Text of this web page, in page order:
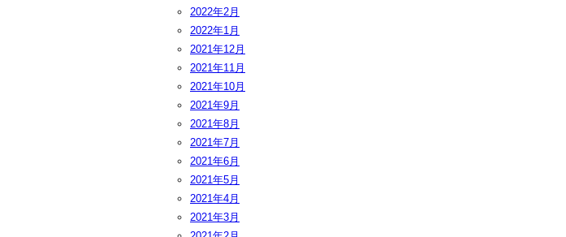
2022年2月
2022年1月
2021年12月
2021年11月
2021年10月
2021年9月
2021年8月
2021年7月
2021年6月
2021年5月
2021年4月
2021年3月